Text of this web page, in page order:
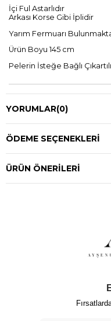
İçi Ful Astarlıdır
Arkası Korse Gibi İplidir
Yarım Fermuarı
Ürün Boyu 145 cm
Pelerin İsteğe Bağlı
YORUMLAR(0)
ÖDEME SEÇENEKLERI
ÜRÜN ÖNERILERI